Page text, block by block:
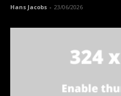
Hans Jacobs - 23/06/2026